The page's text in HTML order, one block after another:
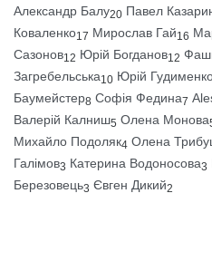
Александр Балу20 Павел
Коваленко17 Мирослав Гай16
Сазонов12 Юрій Богданов12
Загребельська10 Юрій
Баумейстер8 Софія Федина7
Валерій Калниш5 Олена Монова
Михайло Подоляк4 Олена
Галімов3 Катерина Водоносова3
Березовець3 Євген Дикий2